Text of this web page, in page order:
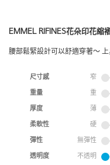
EMMEL RIFINES花朵印花縮
腰部鬆緊設計可以舒適穿著～
尺寸感 窄
重量 重
厚度 薄
柔軟性 硬
彈性 無彈性
透明度 不透明